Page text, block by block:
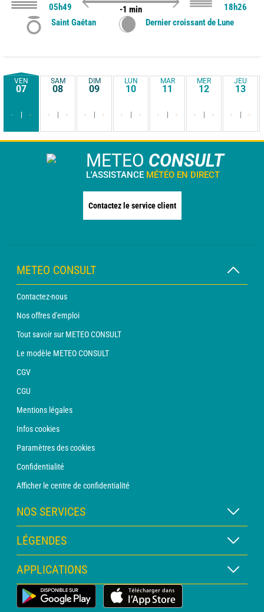
05h49
-1 min
18h26
Saint Gaétan
Dernier croissant de Lune
VEN
07
- -
SAM
08
- -
DIM
09
- -
LUN
10
- -
MAR
11
- -
MER
12
- -
JEU
13
- -
METEO CONSULT
L'ASSISTANCE MÉTÉO EN DIRECT
Contactez le service client
METEO CONSULT
Contactez-nous
Nos offres d'emploi
Tout savoir sur METEO CONSULT
Le modèle METEO CONSULT
CGV
CGU
Mentions légales
Infos cookies
Paramètres des cookies
Confidentialité
Afficher le centre de confidentialité
NOS SERVICES
Abonnement METEO Xpert
Abonnement METEO PRO
Consultation avec un prévisionniste
Bulletin PRO
LÉGENDES
Légende des cartes
Légende des pictogrammes
Glossaire
APPLICATIONS
Application Météo Terrestre